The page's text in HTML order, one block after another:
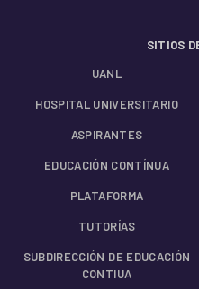
SITIOS
UANL
HOSPITAL UNIVERSITARIO
ASPIRANTES
EDUCACIÓN CONTÍNUA
PLATAFORMA
TUTORÍAS
SUBDIRECCIÓN DE EDUCACIÓN
CONTIUA